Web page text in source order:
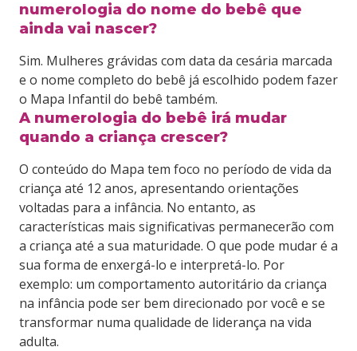
numerologia do nome do bebê que
ainda vai nascer?
Sim. Mulheres grávidas com data da cesária marcada
e o nome completo do bebê já escolhido podem fazer
o Mapa Infantil do bebê também.
A numerologia do bebê irá mudar
quando a criança crescer?
O conteúdo do Mapa tem foco no período de vida da
criança até 12 anos, apresentando orientações
voltadas para a infância. No entanto, as
características mais significativas permanecerão com
a criança até a sua maturidade. O que pode mudar é a
sua forma de enxergá-lo e interpretá-lo. Por
exemplo: um comportamento autoritário da criança
na infância pode ser bem direcionado por você e se
transformar numa qualidade de liderança na vida
adulta.